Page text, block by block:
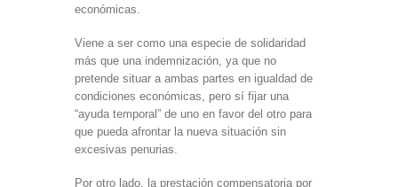
económicas.
Viene a ser como una especie de solidaridad
más que una indemnización, ya que no
pretende situar a ambas partes en igualdad de
condiciones económicas, pero sí fijar una
“ayuda temporal” de uno en favor del otro para
que pueda afrontar la nueva situación sin
excesivas penurias.
Por otro lado, la prestación compensatoria por